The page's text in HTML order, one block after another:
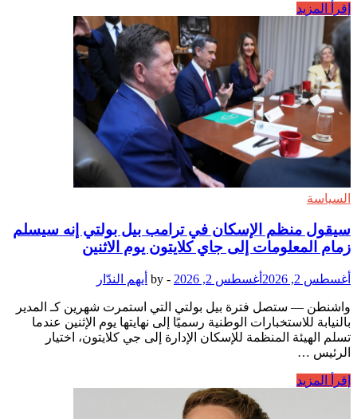
سير
جون
كيرتس:
“ارتداد
بيرنهام”
حقيقي
ولكنه
ليس
ضخمًا
إقرأ المزيد
السياسة
سيقول منظم الإسكان في ترامب بيل بولتي إنه سيسلم
زمام المعلومات إلى جاي كلايتون يوم الاثنين
أغسطس 2, 2026 أغسطس 2, 2026 -
by أيهم الندّار
واشنطن — ستصل فترة بيل بولتي التي استمرت شهرين كـ المدير
بالنيابة للاستخبارات الوطنية رسميًا إلى نهايتها يوم الإثنين عندما
تسلم الهيئة المنظمة للإسكان الإدارة إلى جي كلايتون، اختيار
الرئيس …
سيقول
إقرأ المزيد